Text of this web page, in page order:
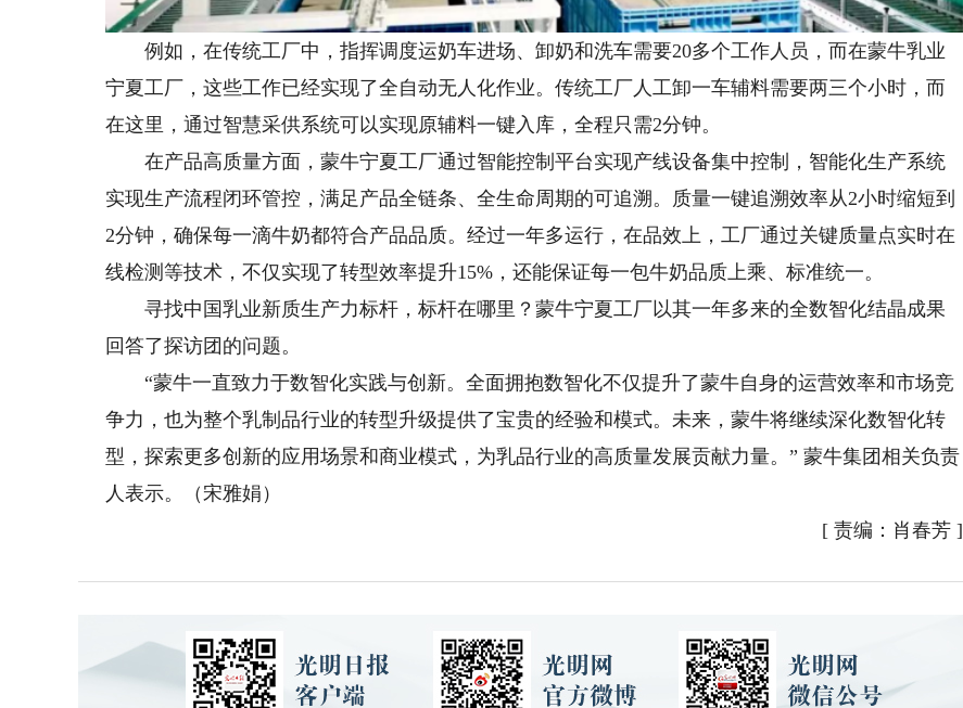
例如，在传统工厂中，指挥调度运奶车进场、卸奶和洗车需要20多个工作人员，而在蒙牛乳业
宁夏工厂，这些工作已经实现了全自动无人化作业。传统工厂人工卸一车辅料需要两三个小时，而
在这里，通过智慧采供系统可以实现原辅料一键入库，全程只需2分钟。
在产品高质量方面，蒙牛宁夏工厂通过智能控制平台实现产线设备集中控制，智能化生产系统
实现生产流程闭环管控，满足产品全链条、全生命周期的可追溯。质量一键追溯效率从2小时缩短到
2分钟，确保每一滴牛奶都符合产品品质。经过一年多运行，在品效上，工厂通过关键质量点实时在
线检测等技术，不仅实现了转型效率提升15%，还能保证每一包牛奶品质上乘、标准统一。
寻找中国乳业新质生产力标杆，标杆在哪里？蒙牛宁夏工厂以其一年多来的全数智化结晶成果
回答了探访团的问题。
“蒙牛一直致力于数智化实践与创新。全面拥抱数智化不仅提升了蒙牛自身的运营效率和市场竞
争力，也为整个乳制品行业的转型升级提供了宝贵的经验和模式。未来，蒙牛将继续深化数智化转
型，探索更多创新的应用场景和商业模式，为乳品行业的高质量发展贡献力量。” 蒙牛集团相关负责
人表示。（宋雅娟）
[ 责编：肖春芳]